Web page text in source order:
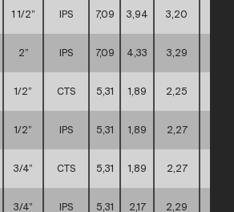
1 1/2” IPS 7,09 3,94 3,20
2” IPS 7,09 4,33 3,29
1/2” CTS 5,31 1,89 2,25
1/2” IPS 5,31 1,89 2,27
3/4” CTS 5,31 1,89 2,27
3/4” IPS 5,31 2,17 2,29